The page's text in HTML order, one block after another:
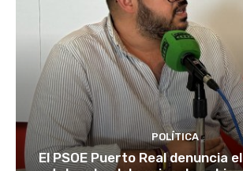
POLÍTICA
El PSOE Puerto Real denuncia